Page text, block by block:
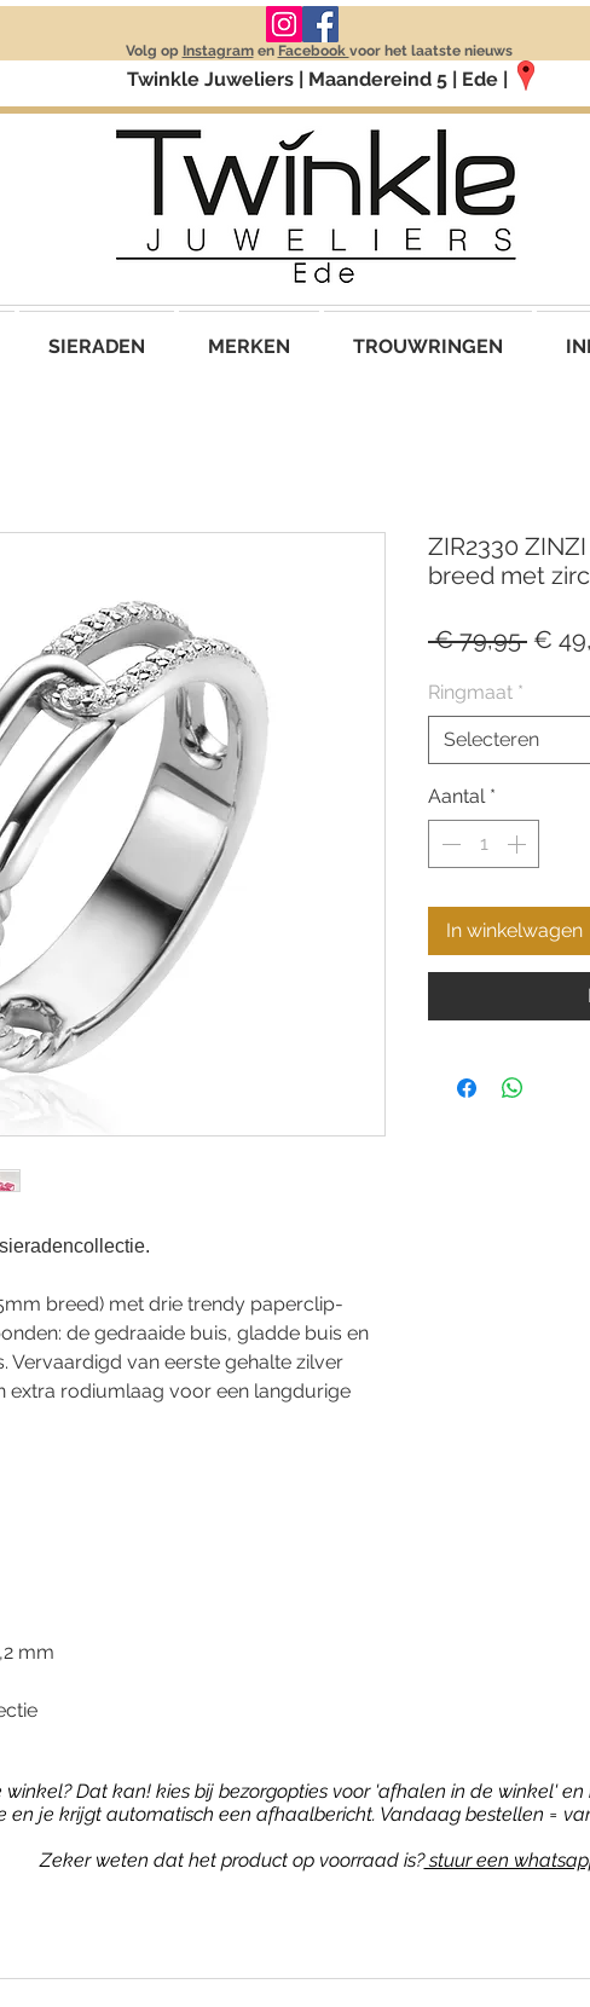
Volg op Instagramen Facebook voor het laatste nieuws
Twinkle Juweliers | Maandereind 5 | Ede |
SIERADEN MERKEN TROUWRINGEN
breed) met drie trendy paperclip-
de gedraaide buis, gladde buis en
Vervaardigd van eerste gehalte zilver
extra rodiumlaag voor een langdurige
mm
ZIR2330
breed met
€ 79,95 €
Ringmaat *
Selecteren
Aantal *
In winkelwagen
Dat kan! kies bij bezorgopties voor 'afhalen in de winkel'
en je krijgt automatisch een afhaalbericht. Vandaag bestellen =
Zeker weten dat het product op voorraad is?stuur een